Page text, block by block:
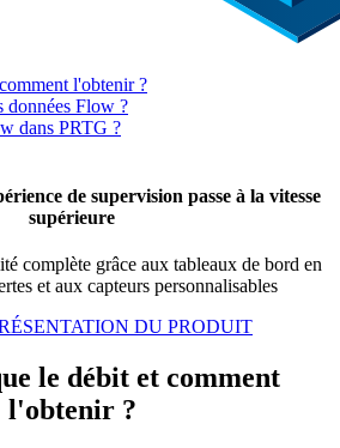
l'obtenir ?
données Flow ?
dans PRTG ?
de supervision passe à la vitesse
supérieure
complète grâce aux tableaux de bord en
et aux capteurs personnalisables
DU PRODUIT
le débit et comment
l'obtenir ?